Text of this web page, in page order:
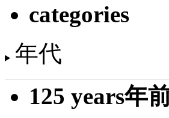
categories
年代
125 years年